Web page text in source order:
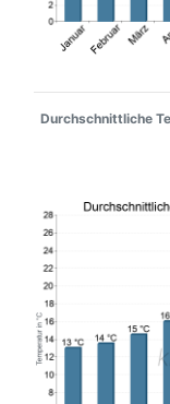
Durchschnittliche